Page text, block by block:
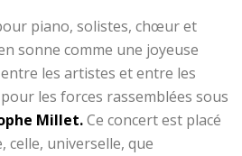
piano, solistes, chœur et
sonne comme une joyeuse
les artistes et entre les
les forces rassemblées sous
Millet.Ce concert est placé
celle, universelle, que